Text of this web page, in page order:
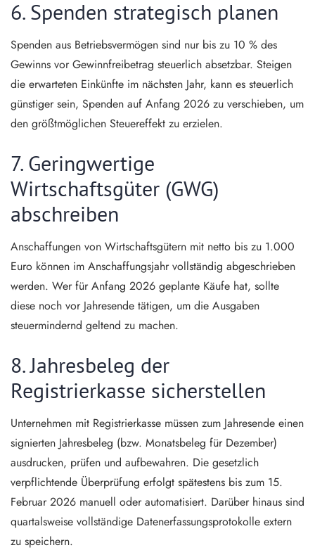
6. Spenden strategisch planen
Spenden aus Betriebsvermögen sind nur bis zu 10 % des
Gewinns vor Gewinnfreibetrag steuerlich absetzbar. Steigen
die erwarteten Einkünfte im nächsten Jahr, kann es steuerlich
günstiger sein, Spenden auf Anfang 2026 zu verschieben, um
den größtmöglichen Steuereffekt zu erzielen.
7. Geringwertige
Wirtschaftsgüter (GWG)
abschreiben
Anschaffungen von Wirtschaftsgütern mit netto bis zu 1.000
Euro können im Anschaffungsjahr vollständig abgeschrieben
werden. Wer für Anfang 2026 geplante Käufe hat, sollte
diese noch vor Jahresende tätigen, um die Ausgaben
steuermindernd geltend zu machen.
8. Jahresbeleg der
Registrierkasse sicherstellen
Unternehmen mit Registrierkasse müssen zum Jahresende einen
signierten Jahresbeleg (bzw. Monatsbeleg für Dezember)
ausdrucken, prüfen und aufbewahren. Die gesetzlich
verpflichtende Überprüfung erfolgt spätestens bis zum 15.
Februar 2026 manuell oder automatisiert. Darüber hinaus sind
quartalsweise vollständige Datenerfassungsprotokolle extern
zu speichern.